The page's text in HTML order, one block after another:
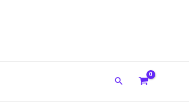
Suche